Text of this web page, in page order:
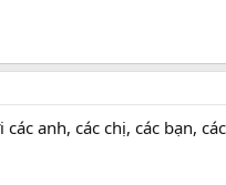
anh, các chị, các bạn,